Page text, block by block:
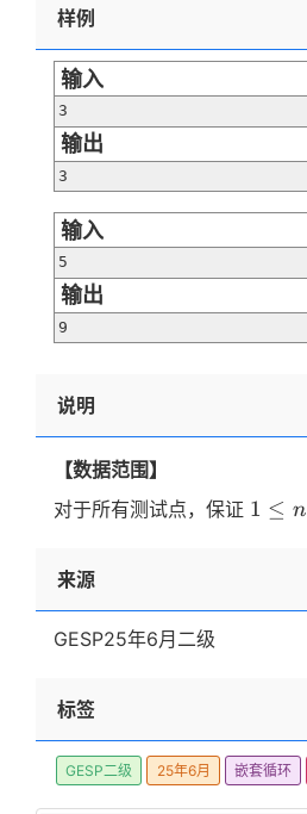
样例
输入
3
输出
3
输入
5
输出
9
说明
【数据范围】
对于所有测试点，保证 1 \le
1 ≤ n
来源
GESP25年6月二级
标签
GESP二级 25年6月 嵌套循环